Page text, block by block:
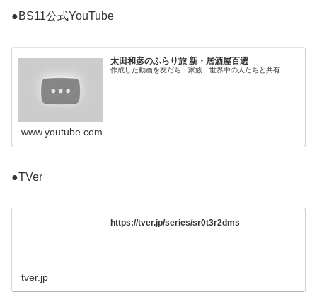
●BS11公式YouTube
太田和彦のふらり旅 新・居酒屋百選
作成した動画を友だち、家族、世界中の人たちと共有
www.youtube.com
●TVer
https://tver.jp/series/sr0t3r2dms
tver.jp